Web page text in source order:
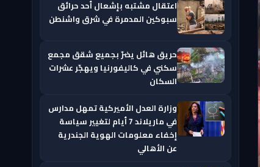
اعتقال مشتبه بإشعال أحد حرائق
سبوكين المدمرة في شرق واشنطن
حريق هائل يضرّ بجميع شقق مجمع
سكني في كاليفورنيا ويهجّر عشرات
السكان
وزارة العدل الأميركية تمهل مدارس
في ماريلاند 7 أيام لتغيير سياسة
إخفاء معلومات الهوية الجندرية
عن الأهالي